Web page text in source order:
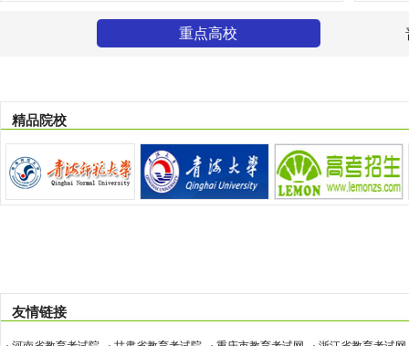
重点高校
精品院校
友情链接